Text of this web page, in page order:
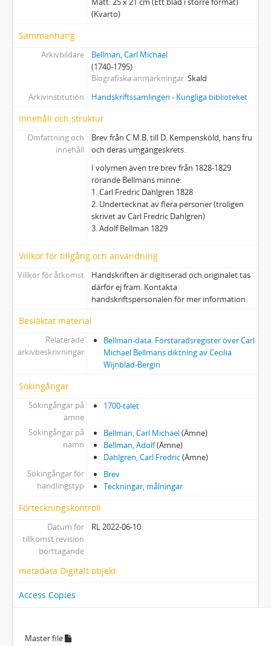
(Kvarto)
Sammanhang
Arkivbildare
Bellman, Carl Michael
(1740-1795)
Biografiska anmärkningar Skald
Arkivinstitution
Handskriftssamlingen - Kungliga biblioteket
Innehåll och struktur
Omfattning och
innehåll
Brev från C.M.B. till D. Kempensköld, hans fru
och deras umgängeskrets.
I volymen även tre brev från 1828-1829
rörande Bellmans minne:
1. Carl Fredric Dahlgren 1828
2. Undertecknat av flera personer (troligen
skrivet av Carl Fredric Dahlgren)
3. Adolf Bellman 1829
Villkor för tillgång och användning
Villkor för åtkomst
Handskriften är digitiserad och originalet tas
därför ej fram. Kontakta
handskriftspersonalen för mer information
Besläktat material
Relaterade
arkivbeskrivningar
Bellman-data. Förstaradsregister över Carl
Michael Bellmans diktning av Cecilia
Wijnblad-Bergin
Sökingångar
Sökingångar på
ämne
1700-talet
Sökingångar på
namn
Bellman, Carl Michael(Ämne)
Bellman, Adolf(Ämne)
Dahlgren, Carl Fredric(Ämne)
Sökingångar för
handlingstyp
Brev
Teckningar, målningar
Förteckningskontroll
Datum för
tillkomst revision
borttagande
RL 2022-06-10
metadata Digitalt objekt
Access Copies
Master file